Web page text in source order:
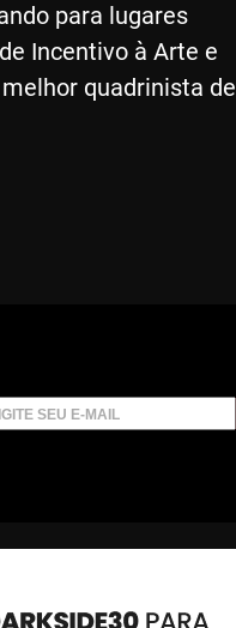
para lugares
Incentivo à Arte e
quadrinista de